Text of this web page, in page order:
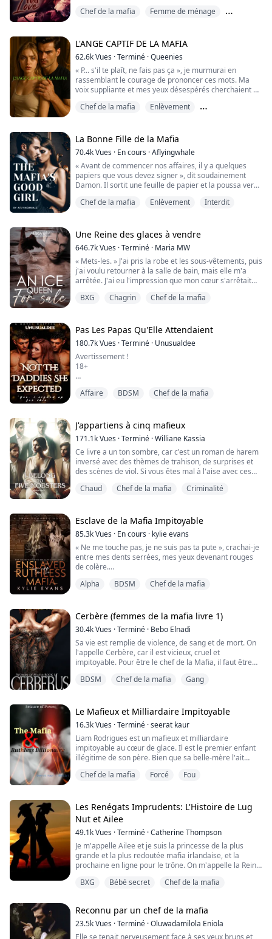
avaient servis lors des réunions du jeudi. Il est un chef
ronde aux bons endroits. Il avait trop aimé cela, ce qui
était devenu évident lorsque Millard l'avait ...
Chef de la mafia
Femme de ménage
L'ANGE CAPTIF DE LA MAFIA
62.6kVues ·Terminé ·Queenies
« P... s'il te plaît, ne fais pas ça », je murmurai en
rassemblant le courage de prononcer ces mots. Ma
voix suppliante et mes yeux désespérés cherchaient à
quel point je te désire, même tes larmes m'excitent. »
frissons dans tout mon cor...
Chef de la mafia
Enlèvement
La Bonne Fille de la Mafia
70.4kVues · En cours ·Aflyingwhale
« Avant de commencer nos affaires, il y a quelques
papiers que vous devez signer », dit soudainement
Damon. Il sortit une feuille de papier et la poussa vers
« Un accord écrit pour le prix de notre transaction »,
répondit Damon. Il le dit si calmement et si
nonchalamment, comme s'il n'était pas en train
d'acheter la virginité d'une fille pour un ...
Chef de la mafia Enlèvement Interdit
Une Reine des glaces à vendre
646.7kVues ·Terminé · Maria MW
« Mets-les. » J'ai pris la robe et les sous-vêtements, puis
j'ai voulu retourner à la salle de bain, mais elle m'a
arrêtée. J'ai eu l'impression que mon cœur s'arrêtait
ici. Laisse-moi te voir. » Je n'ai pas compris ce qu'elle
disait. J...
BXG Chagrin Chef de la mafia
Pas Les Papas Qu'Elle Attendaient
180.7kVues ·Terminé · Unusualdee
Avertissement !
18+
semblait pas être la solution au problème, mais cela
leur donnerait suffisamment de temps pour
comprendre leur nouvelle esclave sexuelle.
« Puis sortons-la quand nous voulons la baiser ou
quand elle a besoin de nos queue...
Affaire BDSM Chef de la mafia
J'appartiens à cinq mafieux
171.1kVues ·Terminé ·Williane Kassia
Ce livre a un ton sombre, car c'est un roman de harem
inversé avec des thèmes de trahison, de surprises et
des scènes de viol. Si vous êtes mal à l'aise avec ces
pas intentionnel de sa part, car elle ne se rend pas
compte que les se...
Chaud Chef de la mafia Criminalité
Esclave de la Mafia Impitoyable
85.3kVues · En cours · kylie evans
« Ne me touche pas, je ne suis pas ta pute », crachai-je
entre mes dents serrées, mes yeux devenant rouges
de colère.
Il eut un sourire en coin et leva une main vers mes
« Maintenant écoute-moi bien, bella... » dit-il lentement,
une expression cruelle sur le visage. J'essayai de
retenir le gémissement de douleur qui menaçait de ...
Alpha BDSM Chef de la mafia
Cerbère (femmes de la mafia livre 1)
30.4kVues ·Terminé · Bebo Elnadi
Sa vie est remplie de violence, de sang et de mort. On
l'appelle Cerbère, car il est vicieux, cruel et
impitoyable. Pour être le chef de la Mafia, il faut être
l'on veut, obtenir ce que l'on veut et posséder ce que
bien connu parto...
BDSM Chef de la mafia Gang
Le Mafieux et Milliardaire Impitoyable
16.3kVues ·Terminé ·seerat kaur
Liam Rodrigues est un mafieux et milliardaire
impitoyable au cœur de glace. Il est le premier enfant
illégitime de son père. Bien que sa belle-mère l'ait
fortement. Il ne laisse personne s'approcher de lui, à
Roselyn est orpheline, adoptée par une famille riche.
Elle a été adoptée c...
Chef de la mafia Forcé Fou
Les Renégats Imprudents: L'Histoire de Lug
Nut et Ailee
49.1kVues ·Terminé ·Catherine Thompson
Je m'appelle Ailee et je suis la princesse de la plus
grande et la plus redoutée mafia irlandaise, et la
prochaine en ligne pour le trône. On m'appelle la Reine
ennemis. Je suis venue chez les Renégats pour trouver
Du moins, jusqu'à ce que le c...
BXG Bébé secret Chef de la mafia
Reconnu par un chef de la mafia
23.5kVues ·Terminé ·Oluwadamilola Eniola
Elle se tenait nerveusement face à ses yeux bruns et